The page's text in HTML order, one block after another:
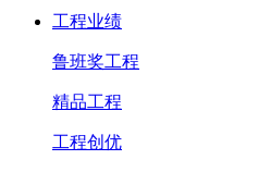
工程业绩
鲁班奖工程
精品工程
工程创优